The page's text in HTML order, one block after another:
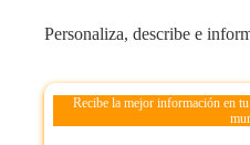
Personaliza, describe e
Recibe la mejor información en